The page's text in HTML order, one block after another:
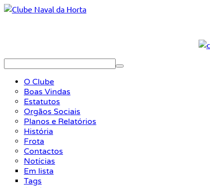
O Clube
Boas Vindas
Estatutos
Orgãos Sociais
Planos e Relatórios
História
Frota
Contactos
Notícias
Em lista
Tags